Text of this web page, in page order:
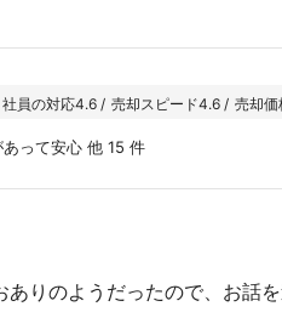
員の対応4.6 / 売却スピード4.6 / 売却価
って安心 他 15 件
りのようだったので、お話